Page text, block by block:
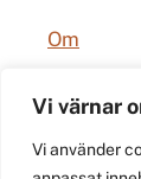
Vi värnar
Vi använder
Om